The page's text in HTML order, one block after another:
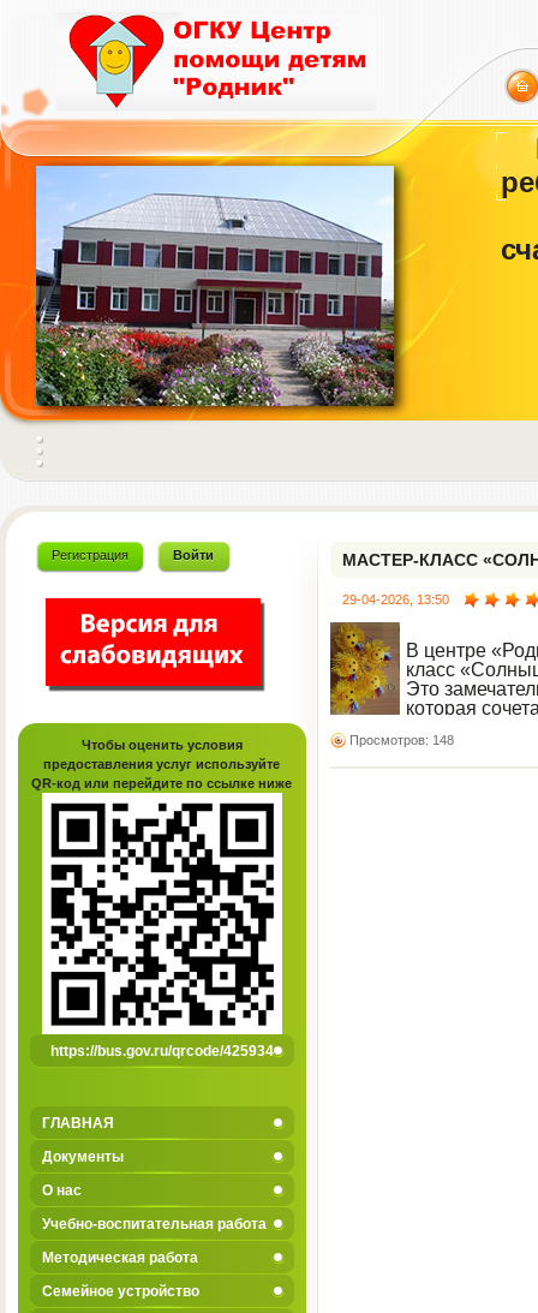
Регистрация Войти
Чтобы оценить условия
предоставления услуг используйте
QR-код или перейдите по ссылке ниже
https://bus.gov.ru/qrcode/425934
ГЛАВНАЯ
Документы
О нас
Учебно-воспитательная работа
Методическая работа
Семейное устройство
МАСТЕР-КЛАСС
РОДИНЫ»
29-04-2026, 13:50
В центре
класс
Это
которая
Просмотров: 148